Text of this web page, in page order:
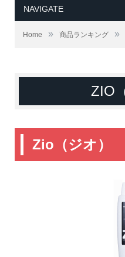
NAVIGATE
Home » 商品ランキング »
ZIO
Zio（ジオ）